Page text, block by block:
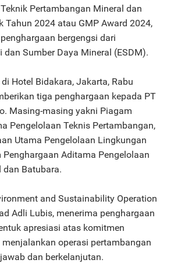
Pertambangan Mineral dan
Tahun 2024 atau GMP Award 2024,
bergengsi dari
dan Sumber Daya Mineral (ESDM).
Hotel Bidakara, Jakarta, Rabu
tiga penghargaan kepada PT
Masing-masing yakni Piagam
Pengelolaan Teknis Pertambangan,
Utama Pengelolaan Lingkungan
Penghargaan Aditama Pengelolaan
dan Batubara.
and Sustainability Operation
Adli Lubis, menerima penghargaan
apresiasi atas komitmen
operasi pertambangan
dan berkelanjutan.